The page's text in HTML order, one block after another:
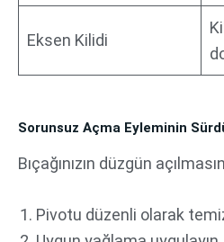
Eksen Kilidi
Sorunsuz Açma Eyleminin
Bıçağınızın düzgün
Pivotu düzenli olarak